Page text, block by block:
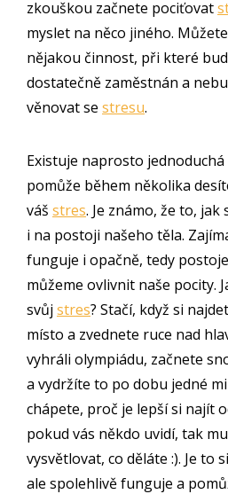
zkouškou začnete pociťovat
myslet na něco jiného.
nějakou činnost, při které
dostatečně zaměstnán a
věnovat se stresu.
Existuje naprosto
pomůže během několika
váš stres. Je známo, že to, jak
i na postoji našeho těla.
funguje i opačně, tedy
můžeme ovlivnit naše pocity.
svůj stres? Stačí, když si
místo a zvednete ruce nad
vyhráli olympiádu, začnete
a vydržíte to po dobu jedné
chápete, proč je lepší si najít
pokud vás někdo uvidí, tak
vysvětlovat, co děláte :). Je to
ale spolehlivě funguje a